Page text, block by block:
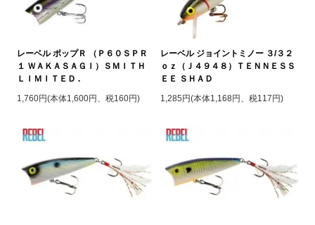
レーベル ポップＲ （Ｐ６０ＳＰＲ
１ ＷＡＫＡＳＡＧＩ）ＳＭＩＴＨ
ＬＩＭＩＴＥＤ .
1,760円(本体1,600円、税160円)
レーベル ジョイントミノー ３/３２
ｏｚ（Ｊ４９４８）ＴＥＮＮＥＳＳ
ＥＥ ＳＨＡＤ
1,285円(本体1,168円、税117円)